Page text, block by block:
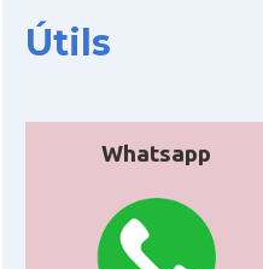
Útils
Whatsapp